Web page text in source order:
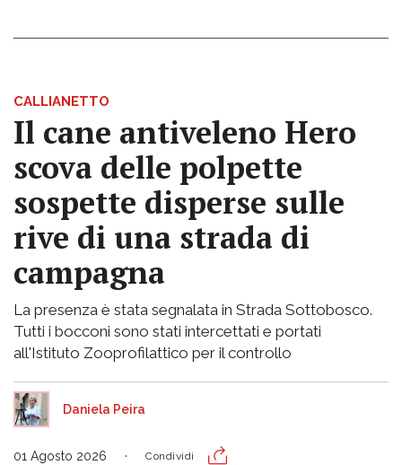
CALLIANETTO
Il cane antiveleno Hero
scova delle polpette
sospette disperse sulle
rive di una strada di
campagna
La presenza è stata segnalata in Strada Sottobosco.
Tutti i bocconi sono stati intercettati e portati
all'Istituto Zooprofilattico per il controllo
Daniela Peira
01 Agosto 2026 Condividi